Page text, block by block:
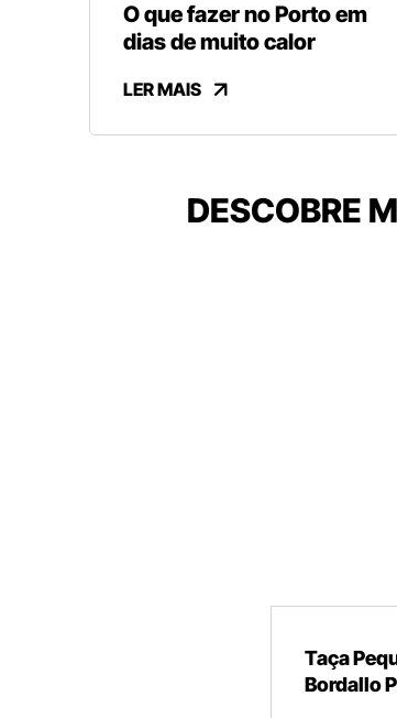
O que fazer no Porto em
dias de muito calor
LER MAIS
DESCOBRE
Taça
Bordallo